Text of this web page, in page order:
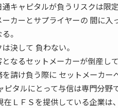
キャピタルが負うリスクは限
カーとサプライヤーの 間に
。
決して 負わない。
なるセットメーカーが倒産し
請け負う際に セットメーカー
ピタルにとって与信は専門分野
在ＬＦＳを提供している企業は